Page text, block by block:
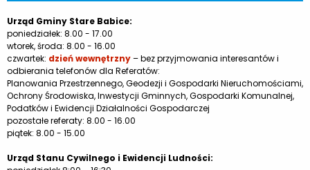
Urząd Gminy Stare Babice:
poniedziałek: 8.00 - 17.00
wtorek, środa: 8.00 - 16.00
czwartek: dzień wewnętrzny– bez przyjmowania interesantów i
odbierania telefonów dla Referatów:
Planowania Przestrzennego, Geodezji i Gospodarki Nieruchomościami,
Ochrony Środowiska, Inwestycji Gminnych, Gospodarki Komunalnej,
Podatków i Ewidencji Działalności Gospodarczej
pozostałe referaty: 8.00 - 16.00
piątek: 8.00 - 15.00
Urząd Stanu Cywilnego i Ewidencji Ludności: